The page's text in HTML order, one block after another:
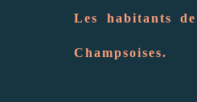
Les habitants
Champsoises.